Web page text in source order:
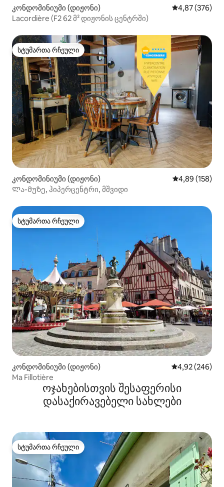
კონდომინიუმი (დიჟონი) საშუალო
4,87 (376)
Lacordière (F2 62 მ² დიჟონის ცენტრში)
სტუმართა რჩეული
სტუმართა რჩეული
კონდომინიუმი (დიჟონი) საშუალო
4,89 (158)
Ლა-მუზე, ჰიპერცენტრი, მშვიდი
სტუმართა რჩეული
სტუმართა რჩეული
კონდომინიუმი (დიჟონი) საშუალო
4,92 (246)
Ma Fillotière
ოჯახებისთვის შესაფერისი
დასაქირავებელი სახლები
სტუმართა რჩეული
სტუმართა რჩეული